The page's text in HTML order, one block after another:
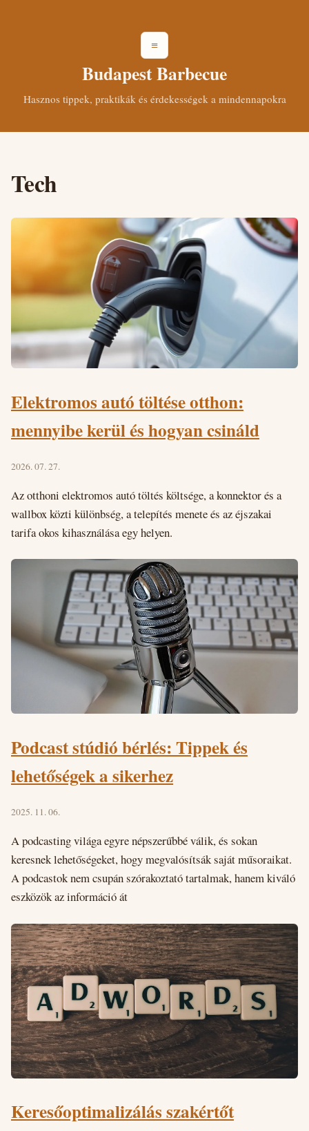
≡
Budapest Barbecue
Hasznos tippek, praktikák és érdekességek a mindennapokra
Tech
Elektromos autó töltése otthon:
mennyibe kerül és hogyan csináld
2026. 07. 27.
Az otthoni elektromos autó töltés költsége, a konnektor és a
wallbox közti különbség, a telepítés menete és az éjszakai
tarifa okos kihasználása egy helyen.
Podcast stúdió bérlés: Tippek és
lehetőségek a sikerhez
2025. 11. 06.
A podcasting világa egyre népszerűbbé válik, és sokan
keresnek lehetőségeket, hogy megvalósítsák saját műsoraikat.
A podcastok nem csupán szórakoztató tartalmak, hanem kiváló
eszközök az információ át
Keresőoptimalizálás szakértőt